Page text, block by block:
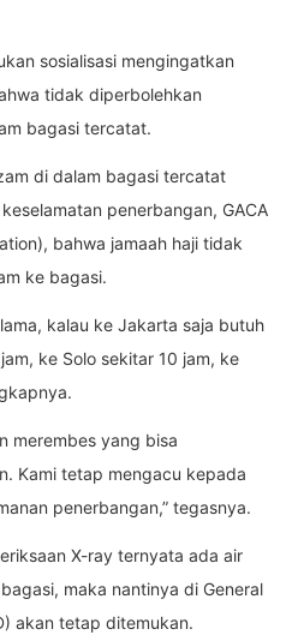
sosialisasi mengingatkan
tidak diperbolehkan
bagasi tercatat.
di dalam bagasi tercatat
penerbangan, GACA
bahwa jamaah haji tidak
ke bagasi.
kalau ke Jakarta saja butuh
ke Solo sekitar 10 jam, ke
merembes yang bisa
Kami tetap mengacu kepada
penerbangan,” tegasnya.
X-ray ternyata ada air
maka nantinya di General
akan tetap ditemukan.